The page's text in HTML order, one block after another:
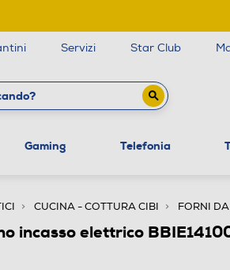
Servizi Star Club
Gaming Telefonia
CUCINA - COTTURA CIBI FORNI
incasso elettrico